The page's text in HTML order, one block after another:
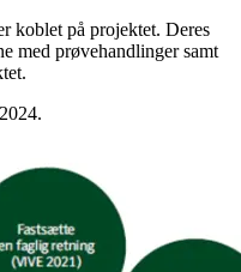
koblet på projektet. Deres
med prøvehandlinger samt